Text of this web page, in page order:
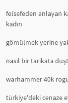
felsefeden anlayan
kadın
gömülmek yerine
nasıl bir tarikata
warhammer 40k
türkiye'deki cenaze